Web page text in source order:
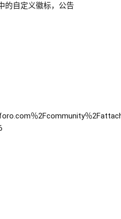
的自定义徽标，公告